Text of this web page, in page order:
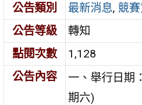
公告類別
最新消息, 競
公告等級
轉知
點閱次數
1,128
公告內容
一、舉行日期
期六)